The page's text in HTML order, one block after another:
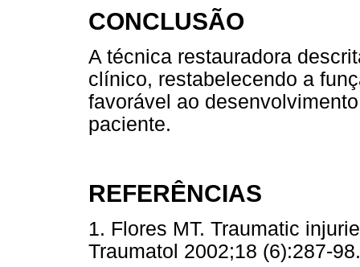
CONCLUSÃO
A técnica restauradora
clínico, restabelecendo a
favorável ao
paciente.
REFERÊNCIAS
1. Flores MT. Traumatic
Traumatol 2002;18